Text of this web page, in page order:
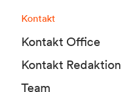
Kontakt
Kontakt Office
Kontakt Redaktion
Team